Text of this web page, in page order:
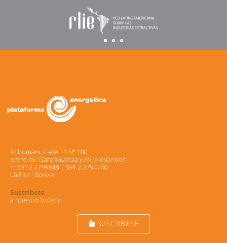
Achumani, Calle 11 Nº 100
entre Av. García Lanza y Av. Alexander
T: 591 2 2799848 | 591 2 2794740
La Paz • Bolivia
Suscríbete
a nuestro boletín
markunread_mailbox SUSCRIBIRSE